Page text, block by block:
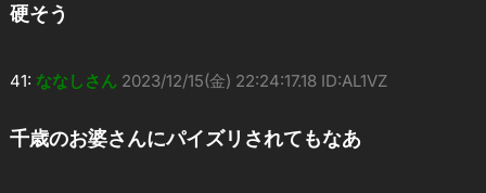
硬そう
41: ななしさん 2023/12/15(金) 22:24:17.18 ID:AL1VZ
千歳のお婆さんにパイズリされてもなあ